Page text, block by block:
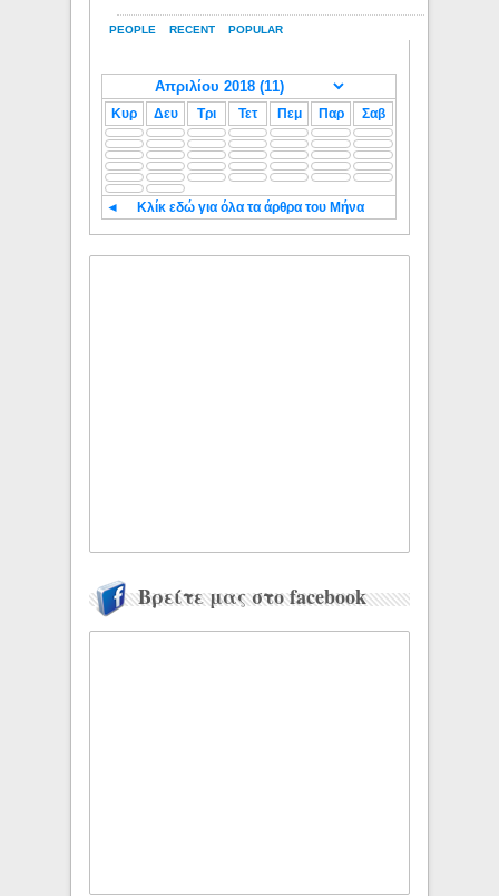
PEOPLE RECENT POPULAR
Κυρ Δευ Τρι Τετ Πεμ Παρ Σαβ
◄ Κλίκ εδώ για όλα τα άρθρα του Μήνα
Βρείτε μας στο facebook